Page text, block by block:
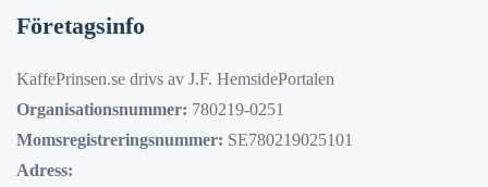
Företagsinfo
KaffePrinsen.se drivs av J.F. HemsidePortalen
Organisationsnummer: 780219-0251
Momsregistreringsnummer: SE780219025101
Adress: